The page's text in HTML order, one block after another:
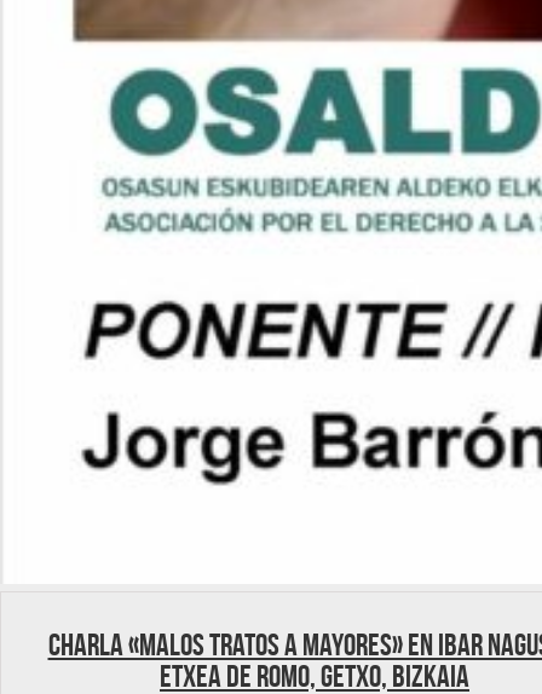
Charla «Malos tratos a mayores» en Ibar
Etxea de Romo, Getxo, Bizkaia